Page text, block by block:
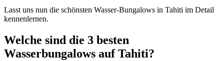
Lasst uns nun die schönsten Wasser-Bungalows in Tahiti im Detail
kennenlernen.
Welche sind die 3 besten
Wasserbungalows auf Tahiti?